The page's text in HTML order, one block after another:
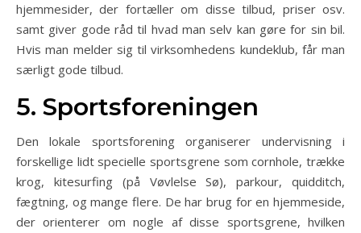
hjemmesider, der fortæller om disse tilbud, priser osv.
samt giver gode råd til hvad man selv kan gøre for sin bil.
Hvis man melder sig til virksomhedens kundeklub, får man
særligt gode tilbud.
5. Sportsforeningen
Den lokale sportsforening organiserer undervisning i
forskellige lidt specielle sportsgrene som cornhole, trække
krog, kitesurfing (på Vøvlelse Sø), parkour, quidditch,
fægtning, og mange flere. De har brug for en hjemmeside,
der orienterer om nogle af disse sportsgrene, hvilken